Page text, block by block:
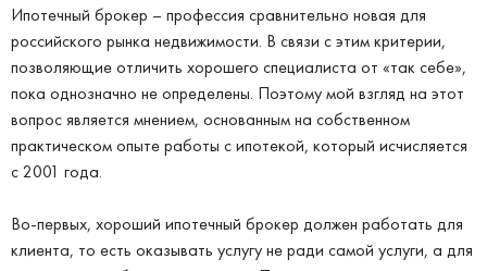
Ипотечный брокер – профессия сравнительно новая для
российского рынка недвижимости. В связи с этим критерии,
позволяющие отличить хорошего специалиста от «так себе»,
пока однозначно не определены. Поэтому мой взгляд на этот
вопрос является мнением, основанным на собственном
практическом опыте работы с ипотекой, который исчисляется
с 2001 года.
Во-первых, хороший ипотечный брокер должен работать для
клиента, то есть оказывать услугу не ради самой услуги, а для